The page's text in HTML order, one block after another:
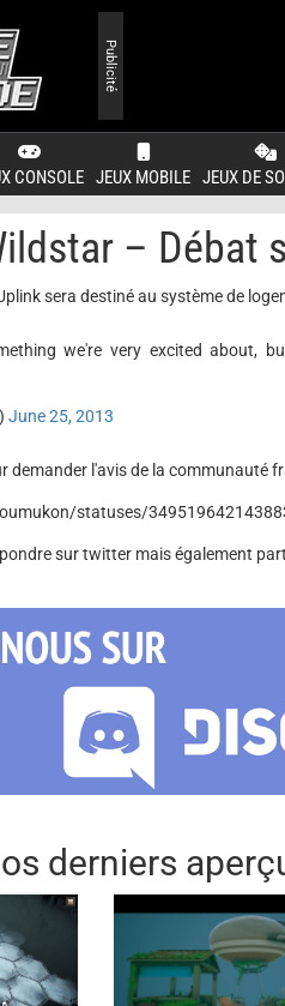
CONSOLE JEUX MOBILE JEUX DE
Publicité
– Débat
sera destiné au système de
we're very excited about,
June 25, 2013
demander l'avis de la communauté
statuses/
sur twitter mais également
derniers